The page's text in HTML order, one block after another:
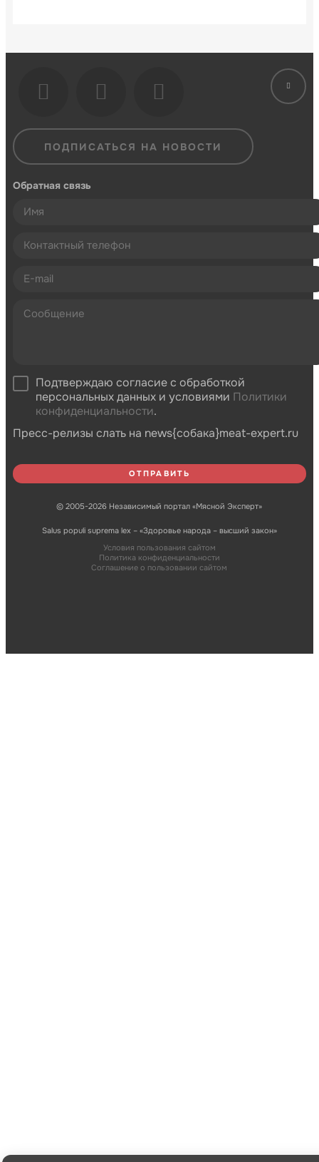
ПОДПИСАТЬСЯ НА НОВОСТИ
Обратная связь
Подтверждаю согласие с обработкой
персональных данных и условиями Политики
конфиденциальности.
Пресс-релизы слать на news{собака}meat-expert.ru
© 2005-2026 Независимый портал «Мясной Эксперт»
Salus populi suprema lex – «Здоровье народа – высший закон»
Условия пользования сайтом
Политика конфиденциальности
Соглашение о пользовании сайтом